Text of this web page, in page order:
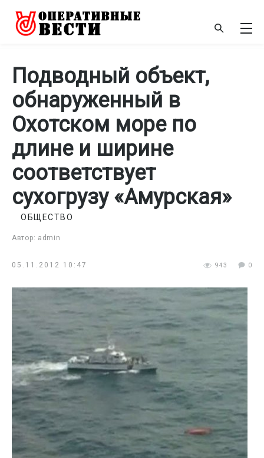
Подводный объект,
обнаруженный в
Охотском море по
длине и ширине
соответствует
сухогрузу «Амурская»
Автор: admin
ОБЩЕСТВО
05.11.2012 10:47 943 0